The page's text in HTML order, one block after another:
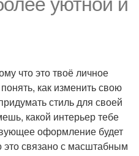
что это твоё личное
как изменить свою
стиль для своей
какой интерьер тебе
оформление будет
это связано с масштабным